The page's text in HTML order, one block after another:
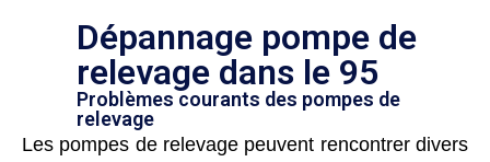
Dépannage pompe de
relevage dans le 95
Problèmes courants des pompes de
relevage
Les pompes de relevage peuvent rencontrer divers